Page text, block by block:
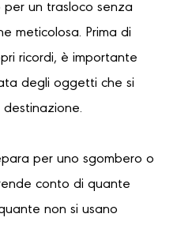
per un trasloco senza
meticolosa. Prima di
ricordi, è importante
degli oggetti che si
per uno sgombero o
conto di quante
non si usano